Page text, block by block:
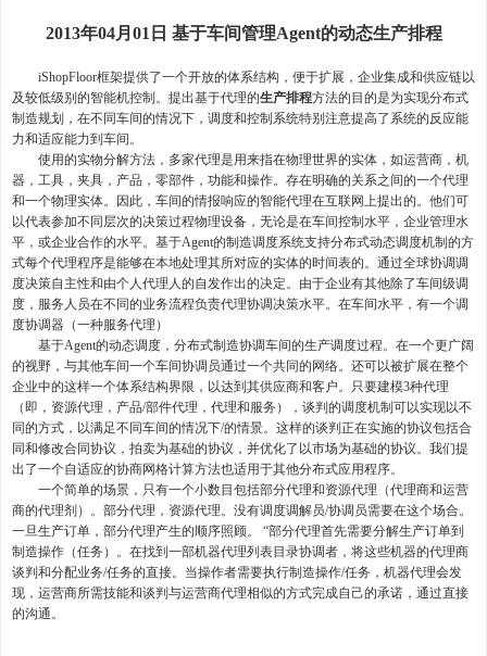
2013年04月01日 基于车间管理Agent的动态生产排程
iShopFloor框架提供了一个开放的体系结构，便于扩展，企业集成和供应链以
及较低级别的智能机控制。提出基于代理的生产排程方法的目的是为实现分布式
制造规划，在不同车间的情况下，调度和控制系统特别注意提高了系统的反应能
力和适应能力到车间。
使用的实物分解方法，多家代理是用来指在物理世界的实体，如运营商，机
器，工具，夹具，产品，零部件，功能和操作。存在明确的关系之间的一个代理
和一个物理实体。因此，车间的情报响应的智能代理在互联网上提出的。他们可
以代表参加不同层次的决策过程物理设备，无论是在车间控制水平，企业管理水
平，或企业合作的水平。基于Agent的制造调度系统支持分布式动态调度机制的方
式每个代理程序是能够在本地处理其所对应的实体的时间表的。通过全球协调调
度决策自主性和由个人代理人的自发作出的决定。由于企业有其他除了车间级调
度，服务人员在不同的业务流程负责代理协调决策水平。在车间水平，有一个调
度协调器（一种服务代理）
基于Agent的动态调度，分布式制造协调车间的生产调度过程。在一个更广阔
的视野，与其他车间一个车间协调员通过一个共同的网络。还可以被扩展在整个
企业中的这样一个体系结构界限，以达到其供应商和客户。只要建模3种代理
（即，资源代理，产品/部件代理，代理和服务），谈判的调度机制可以实现以不
同的方式，以满足不同车间的情况下/的情景。这样的谈判正在实施的协议包括合
同和修改合同协议，拍卖为基础的协议，并优化了以市场为基础的协议。我们提
出了一个自适应的协商网格计算方法也适用于其他分布式应用程序。
一个简单的场景，只有一个小数目包括部分代理和资源代理（代理商和运营
商的代理剂）。部分代理，资源代理。没有调度调解员/协调员需要在这个场合。
一旦生产订单，部分代理产生的顺序照顾。 “部分代理首先需要分解生产订单到
制造操作（任务）。在找到一部机器代理列表目录协调者，将这些机器的代理商
谈判和分配业务/任务的直接。当操作者需要执行制造操作/任务，机器代理会发
现，运营商所需技能和谈判与运营商代理相似的方式完成自己的承诺，通过直接
的沟通。